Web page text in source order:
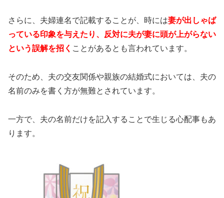
さらに、夫婦連名で記載することが、時には妻が出しゃば
っている印象を与えたり、反対に夫が妻に頭が上がらない
という誤解を招く ことがあるとも言われています。
そのため、夫の交友関係や親族の結婚式においては、夫の
名前のみを書く方が無難とされています。
一方で、夫の名前だけを記入することで生じる心配事もあ
ります。